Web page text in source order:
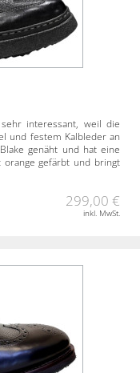
interessant, weil die
und festem Kalbleder an
genäht und hat eine
gefärbt und bringt
299,00 €
inkl. MwSt.